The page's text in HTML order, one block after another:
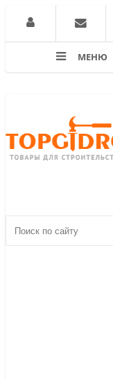
МЕНЮ